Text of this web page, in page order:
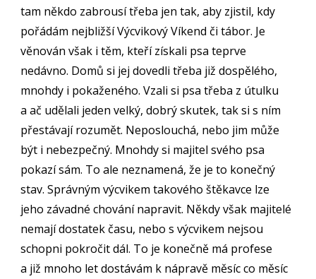
tam někdo zabrousí třeba jen tak, aby zjistil, kdy
pořádám nejbližší Výcvikový Víkend či tábor. Je
věnován však i těm, kteří získali psa teprve
nedávno. Domů si jej dovedli třeba již dospělého,
mnohdy i pokaženého. Vzali si psa třeba z útulku
a ač udělali jeden velký, dobrý skutek, tak si s ním
přestávají rozumět. Neposlouchá, nebo jim může
být i nebezpečný. Mnohdy si majitel svého psa
pokazí sám. To ale neznamená, že je to konečný
stav. Správným výcvikem takového štěkavce lze
jeho závadné chování napravit. Někdy však majitelé
nemají dostatek času, nebo s výcvikem nejsou
schopni pokročit dál. To je konečně má profese
a již mnoho let dostávám k nápravě měsíc co měsíc